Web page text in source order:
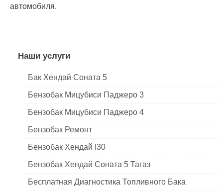
автомобиля.
Наши услуги
Бак Хендай Соната 5
Бензобак Мицубиси Паджеро 3
Бензобак Мицубиси Паджеро 4
Бензобак Ремонт
Бензобак Хендай I30
Бензобак Хендай Соната 5 Тагаз
Бесплатная Диагностика Топливного Бака